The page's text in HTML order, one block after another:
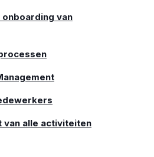
van
van alle activiteiten